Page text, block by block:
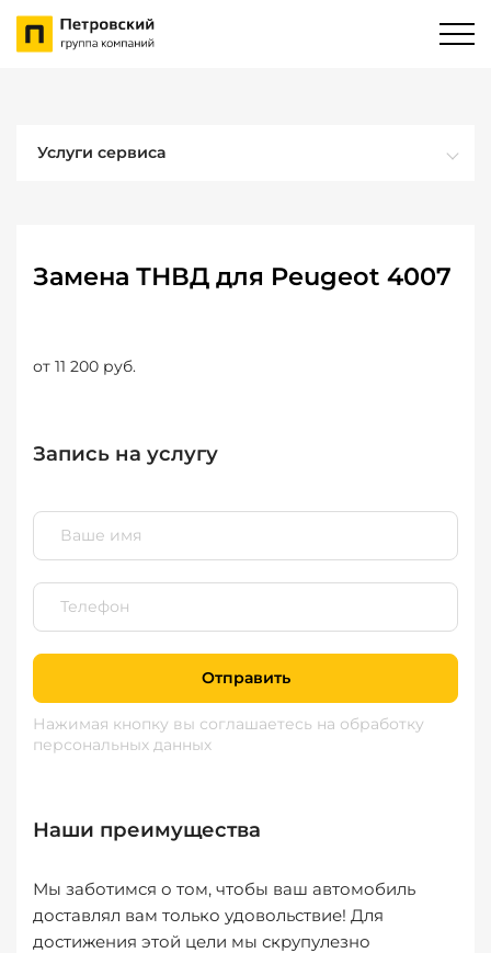
Услуги сервиса
Замена ТНВД для Peugeot 4007
от 11 200 руб.
Запись на услугу
Отправить
Нажимая кнопку вы соглашаетесь на обработку
персональных данных
Наши преимущества
Мы заботимся о том, чтобы ваш автомобиль
доставлял вам только удовольствие! Для
достижения этой цели мы скрупулезно